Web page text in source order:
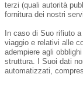
terzi (quali autorità
fornitura dei nostri
In caso di Suo rifiuto
viaggio e relativi alle
adempiere agli
struttura. I Suoi dati
automatizzati,